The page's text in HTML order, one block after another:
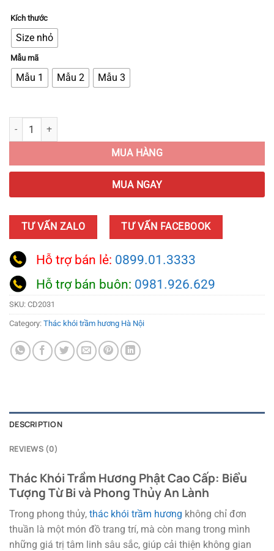
Kích thước
Size nhỏ
Mẫu mã
Mẫu 1 Mẫu 2 Mẫu 3
Thác Khói Trầm Hương Phật Cao Cấp quantity
MUA HÀNG
MUA NGAY
TƯ VẤN ZALO TƯ VẤN FACEBOOK
Hỗ trợ bán lẻ: 0899.01.3333
Hỗ trợ bán buôn: 0981.926.629
SKU: CD2031
Category: Thác khói trầm hương Hà Nội
DESCRIPTION
REVIEWS (0)
Thác Khói Trầm Hương Phật Cao Cấp: Biểu
Tượng Từ Bi và Phong Thủy An Lành
Trong phong thủy, thác khói trầm hương không chỉ đơn
thuần là một món đồ trang trí, mà còn mang trong mình
những giá trị tâm linh sâu sắc, giúp cải thiện không gian